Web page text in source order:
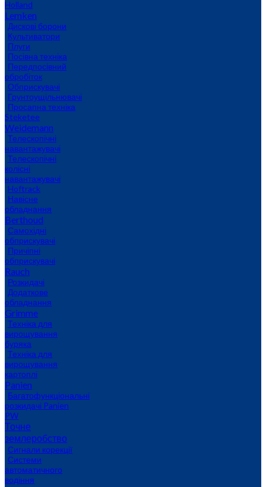
Holland
Lemken
Дискові борони
Культиватори
Плуги
Посівна техніка
Передпосівний
обробіток
Обприскувачі
Грунтоущільнювачі
Просапна техніка
Steketee
Weidemann
Телескопічні
навантажувачі
Телескопічні
колісні
навантажувачі
Hoftrack
Навісне
обладнання
Berthoud
Самохідні
обприскувачі
Причіпні
обприскувачі
Rauch
Розкидачі
Додаткове
обладнання
Grimme
Техніка для
вирощування
буряка
Техніка для
вирощування
картоплі
Panien
Багатофункціональні
розкидачі Panien
PW
Точне
землеробство
Сигнали корекції
Системи
автоматичного
водіння